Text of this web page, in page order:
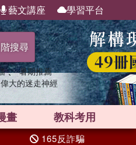
藝文講座 學習平台
搜尋
、 暑期推薦
偉大的迷走神經
畫 教科考用
165反詐騙